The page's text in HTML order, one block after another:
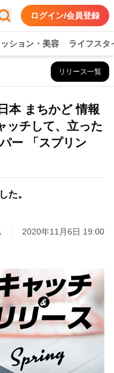
ログイン/会員登録
ション・美容 ライフスタ
リリース一覧
本 まちかど 情報
ッチして、立った
ー 「スプリン
た。
2020年11月6日 19:00